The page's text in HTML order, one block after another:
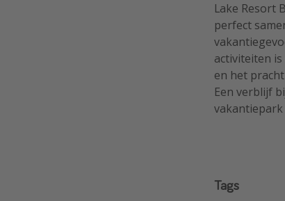
Lake Resort
perfect
activiteiten
en het
Een verblijf
vakantiepark
Tags